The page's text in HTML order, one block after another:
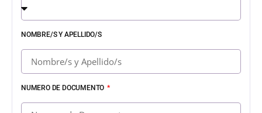
NOMBRE/S Y APELLIDO/S
NUMERO DE DOCUMENTO